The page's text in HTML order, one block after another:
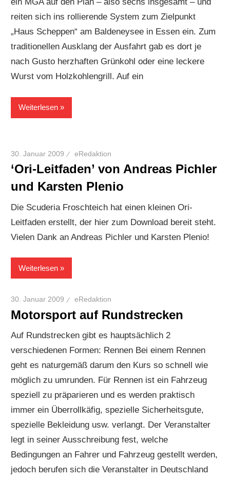
reiten sich ins rollierende System zum Zielpunkt
„Haus Scheppen“ am Baldeneysee in Essen ein. Zum
traditionellen Ausklang der Ausfahrt gab es dort je
nach Gusto herzhaften Grünkohl oder eine leckere
Wurst vom Holzkohlengrill. Auf ein
Weiterlesen
30. Januar 2009 eRedaktion
‘Ori-Leitfaden’ von Andreas Pichler
und Karsten Plenio
Die Scuderia Froschteich hat einen kleinen Ori-
Leitfaden erstellt, der hier zum Download bereit steht.
Vielen Dank an Andreas Pichler und Karsten Plenio!
Weiterlesen
30. Januar 2009 eRedaktion
Motorsport auf Rundstrecken
Auf Rundstrecken gibt es hauptsächlich 2
verschiedenen Formen: Rennen Bei einem Rennen
geht es naturgemäß darum den Kurs so schnell wie
möglich zu umrunden. Für Rennen ist ein Fahrzeug
speziell zu präparieren und es werden praktisch
immer ein Überrollkäfig, spezielle Sicherheitsgute,
spezielle Bekleidung usw. verlangt. Der Veranstalter
legt in seiner Ausschreibung fest, welche
Bedingungen an Fahrer und Fahrzeug gestellt werden,
jedoch berufen sich die Veranstalter in Deutschland